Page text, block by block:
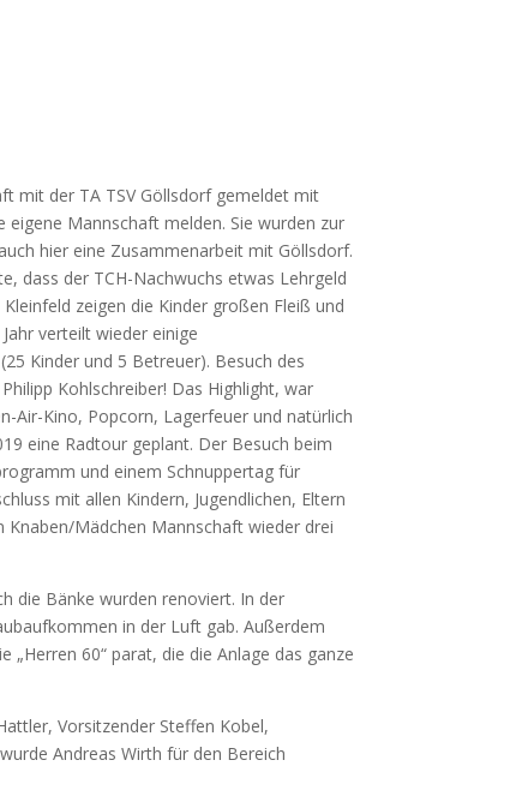
mit der TA TSV Göllsdorf gemeldet mit
Mannschaft melden. Sie wurden zur
hier eine Zusammenarbeit mit Göllsdorf.
dass der TCH-Nachwuchs etwas Lehrgeld
zeigen die Kinder großen Fleiß und
verteilt wieder einige
Kinder und 5 Betreuer). Besuch des
Kohlschreiber! Das Highlight, war
Air-Kino, Popcorn, Lagerfeuer und natürlich
eine Radtour geplant. Der Besuch beim
und einem Schnuppertag für
mit allen Kindern, Jugendlichen, Eltern
Knaben/Mädchen Mannschaft wieder drei
die Bänke wurden renoviert. In der
in der Luft gab. Außerdem
60“ parat, die die Anlage das ganze
Vorsitzender Steffen Kobel,
Andreas Wirth für den Bereich